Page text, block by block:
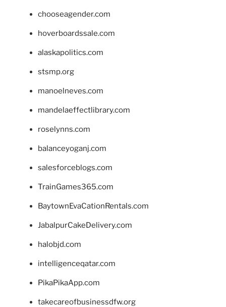
chooseagender.com
hoverboardssale.com
alaskapolitics.com
stsmp.org
manoelneves.com
mandelaeffectlibrary.com
roselynns.com
balanceyoganj.com
salesforceblogs.com
TrainGames365.com
BaytownEvaCationRentals.com
JabalpurCakeDelivery.com
halobjd.com
intelligenceqatar.com
PikaPikaApp.com
takecareofbusinessdfw.org